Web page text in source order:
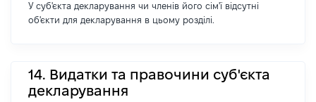
У суб'єкта декларування чи членів його сім'ї відсутні
об'єкти для декларування в цьому розділі.
14. Видатки та правочини суб'єкта
декларування